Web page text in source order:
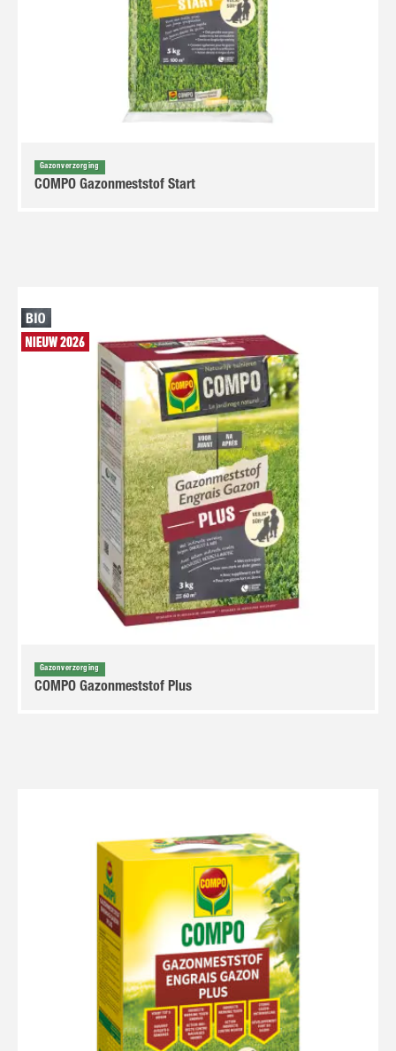
Gazonverzorging
COMPO Gazonmeststof Start
Gazonverzorging
COMPO Gazonmeststof Plus